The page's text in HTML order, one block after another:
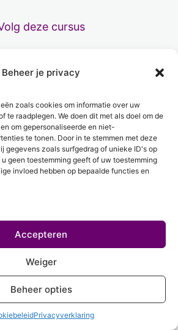
Beheer je privacy
zoals cookies om informatie over uw
te raadplegen. We doen dit met als doel om de
om gepersonaliseerde en niet-
te tonen. Door in te stemmen met deze
gegevens zoals surfgedrag of unieke ID's op
geen toestemming geeft of uw toestemming
invloed hebben op bepaalde functies en
Accepteren
Weiger
Beheer opties
Privacyverklaring
haareigenschap
deze cursus